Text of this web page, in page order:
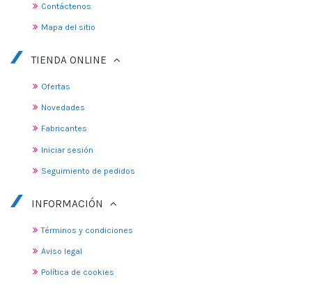
Contáctenos
Mapa del sitio
TIENDA ONLINE
Ofertas
Novedades
Fabricantes
Iniciar sesión
Seguimiento de pedidos
INFORMACIÓN
Términos y condiciones
Aviso legal
Política de cookies